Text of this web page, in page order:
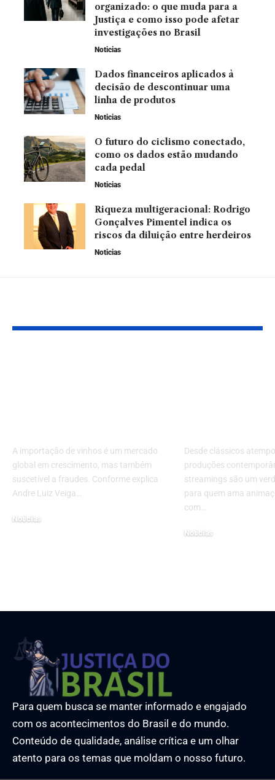
organizado: o que muda para a
Justiça e como isso pode afetar
investigações no Brasil
Noticias
Dados financeiros aplicados à
decisão de descontinuar uma
linha de produtos
Noticias
O futuro do ciclismo conectado,
como os dados estão mudando
cada pedal
Noticias
Riqueza multigeracional: Rodrigo
Gonçalves Pimentel indica os
riscos da diluição entre herdeiros
Noticias
A importação de vinhos é um mercado
global em crescimento, mas também
suscetível a fraudes. Conforme explica
Andre Luiz Veiga…
Noticias
Desde clássicos
produções
streamings são um
para quem ama
com…
Noticias
Para quem busca se manter informado e engajado
com os acontecimentos do Brasil e do mundo.
Conteúdo de qualidade, análise crítica e um olhar
atento para os temas que moldam o nosso futuro.